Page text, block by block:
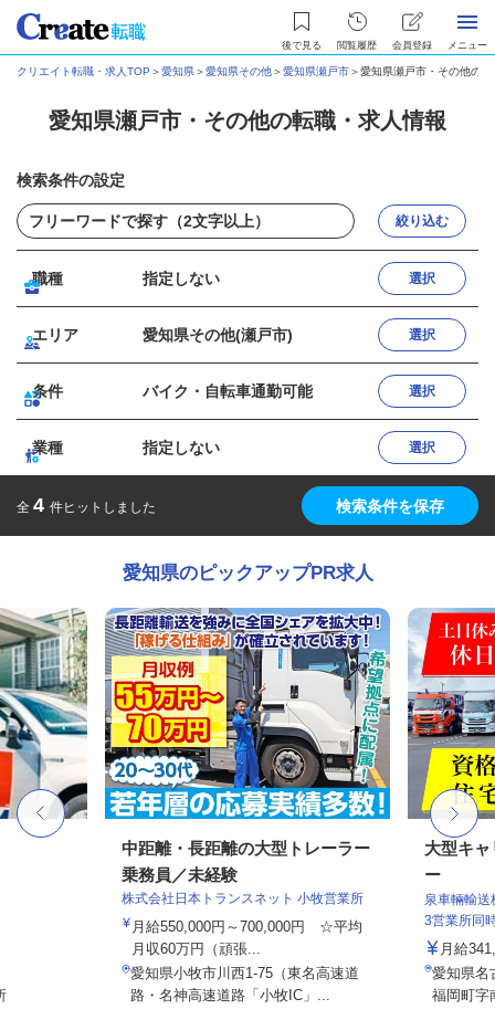
後で見る 閲覧履歴 会員登録 メニュー
クリエイト転職・求人TOP ＞愛知県＞愛知県その他＞愛知県瀬戸市＞愛知県瀬戸市・その他の
愛知県瀬戸市・その他の転職・求人情報
検索条件の設定
絞り込む
職種 指定しない 選択
エリア 愛知県その他(瀬戸市) 選択
条件 バイク・自転車通勤可能 選択
業種 指定しない 選択
全 4 件ヒットしました 検索条件を保存
愛知県のピックアップPR求人
中距離・長距離の大型トレーラー
乗務員／未経験
株式会社日本トランスネット 小牧営業所
月給550,000円～700,000円 ☆平均
月収60万円（頑張...
愛知県小牧市川西1-75（東名高速道
路・名神高速道路「小牧IC」...
大型キ
ー
泉車輛輸
3営業所同
月給
愛知県名
福岡町字